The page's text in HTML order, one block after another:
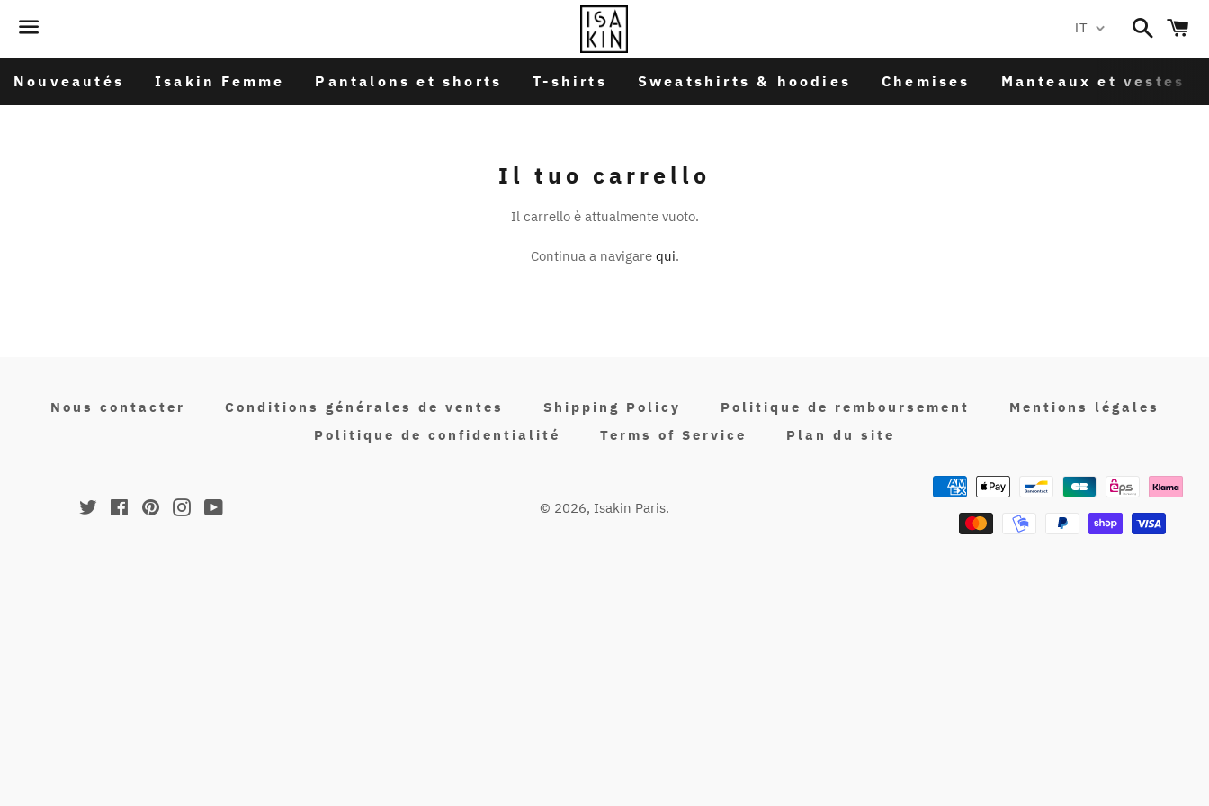
Menu
Nouveautés Isakin Femme Pantalons et shorts T-shirts Sweatshirts & hoodies Chemises Manteaux et vestes
Il tuo carrello
Il carrello è attualmente vuoto.
Continua a navigare qui.
Nous contacter Conditions générales de ventes Shipping Policy Politique de remboursement
Mentions légales
Politique de confidentialité
Terms of Service Plan du site
Twitter FacebookPinterestInstagramYouTube © 2026, Isakin Paris.
Metodi
di
pagamento
IT